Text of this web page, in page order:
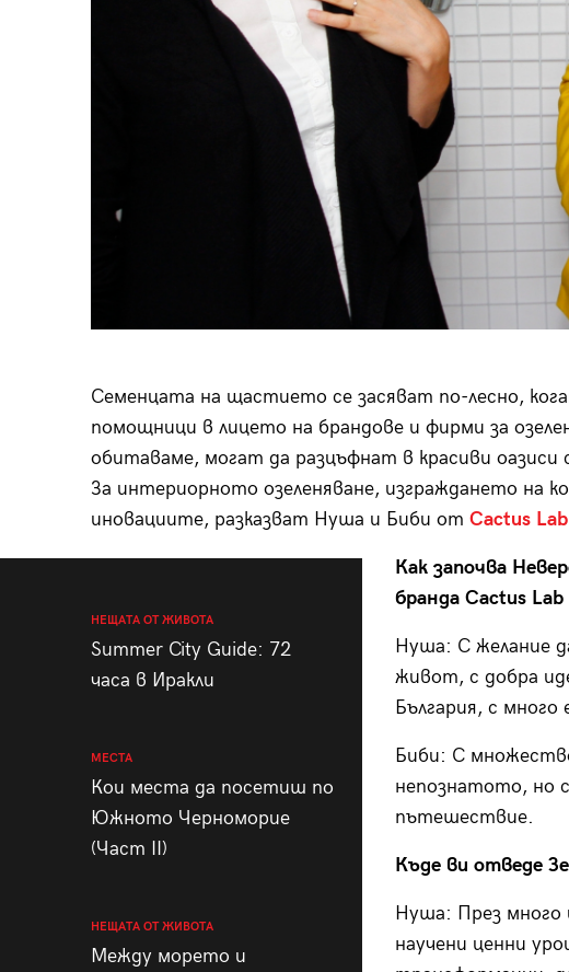
Семенцата на щастието се засяват по-лесно,
помощници в лицето на брандове и фирми за
обитаваме, могат да разцъфнат в красиви оазиси
За интериорното озеленяване, изграждането на
иновациите, разказват Нуша и Биби от Cactus
НЕЩАТА ОТ ЖИВОТА
Summer City Guide: 72
часа в Иракли
МЕСТА
Кои места да посетиш по
Южното Черноморие
(Част II)
НЕЩАТА ОТ ЖИВОТА
Между морето и
Как започва
бранда Cactus
Нуша: С желание
живот, с добра
България, с
Биби: С
непознатото, но с
пътешествие.
Къде ви отведе
Нуша: През много
научени ценни